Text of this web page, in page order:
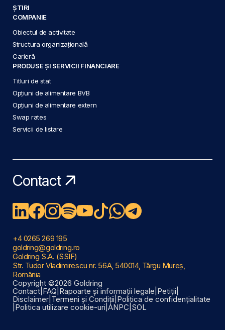
ȘTIRI
COMPANIE
Obiectul de activitate
Structura organizațională
Carieră
PRODUSE ȘI SERVICII FINANCIARE
Titluri de stat
Opțiuni de alimentare BVB
Opțiuni de alimentare extern
Swap rates
Servicii de listare
Contact
+4 0265 269 195
goldring@goldring.ro
Goldring S.A. (SSIF)
Str. Tudor Vladimirescu nr. 56A, 540014, Târgu Mureș,
România
Copyright ©2026 Goldring
Contact FAQ Rapoarte și informații legale Petiții
Disclaimer Termeni și Condiții Politica de confidențialitate
Politica utilizare cookie-uri ANPC SOL